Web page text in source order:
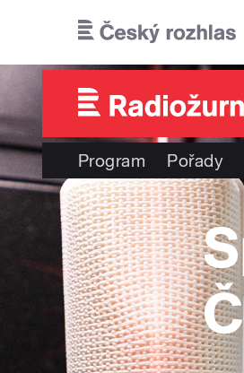
Program Pořady